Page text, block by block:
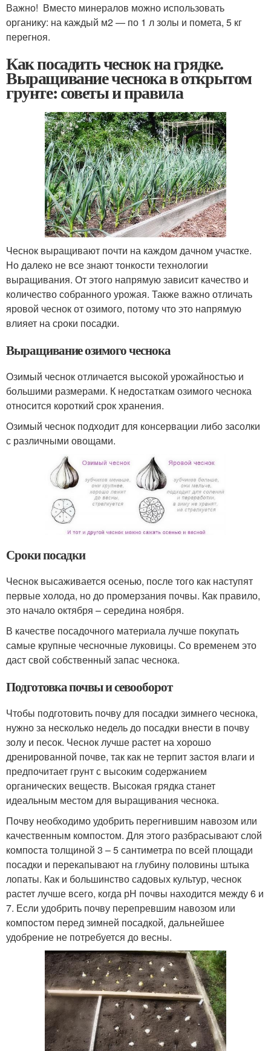
Важно! Вместо минералов можно использовать
органику: на каждый м2— по 1 л золы и помета, 5 кг
перегноя.
Как посадить чеснок на грядке.
Выращивание чеснока в открытом
грунте: советы и правила
Чеснок выращивают почти на каждом дачном участке.
Но далеко не все знают тонкости технологии
выращивания. От этого напрямую зависит качество и
количество собранного урожая. Также важно отличать
яровой чеснок от озимого, потому что это напрямую
влияет на сроки посадки.
Выращивание озимого чеснока
Озимый чеснок отличается высокой урожайностью и
большими размерами. К недостаткам озимого чеснока
относится короткий срок хранения.
Озимый чеснок подходит для консервации либо засолки
с различными овощами.
Сроки посадки
Чеснок высаживается осенью, после того как наступят
первые холода, но до промерзания почвы. Как правило,
это начало октября – середина ноября.
В качестве посадочного материала лучше покупать
самые крупные чесночные луковицы. Со временем это
даст свой собственный запас чеснока.
Подготовка почвы и севооборот
Чтобы подготовить почву для посадки зимнего чеснока,
нужно за несколько недель до посадки внести в почву
золу и песок. Чеснок лучше растет на хорошо
дренированной почве, так как не терпит застоя влаги и
предпочитает грунт с высоким содержанием
органических веществ. Высокая грядка станет
идеальным местом для выращивания чеснока.
Почву необходимо удобрить перегнившим навозом или
качественным компостом. Для этого разбрасывают слой
компоста толщиной 3 – 5 сантиметра по всей площади
посадки и перекапывают на глубину половины штыка
лопаты. Как и большинство садовых культур, чеснок
растет лучше всего, когда рН почвы находится между 6 и
7. Если удобрить почву перепревшим навозом или
компостом перед зимней посадкой, дальнейшее
удобрение не потребуется до весны.